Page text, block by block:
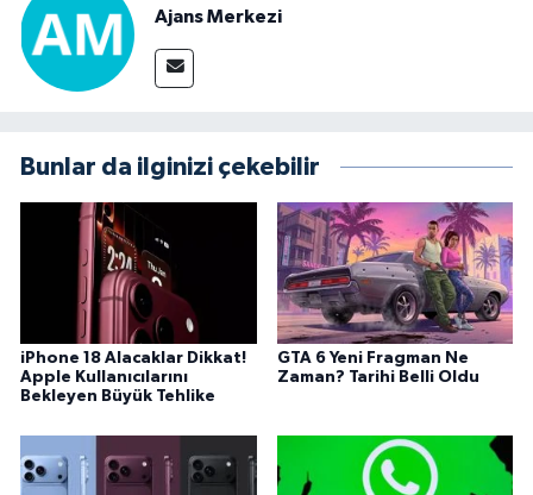
Ajans Merkezi
Bunlar da ilginizi çekebilir
iPhone 18 Alacaklar Dikkat!
Apple Kullanıcılarını
Bekleyen Büyük Tehlike
GTA 6 Yeni Fragman Ne
Zaman? Tarihi Belli Oldu